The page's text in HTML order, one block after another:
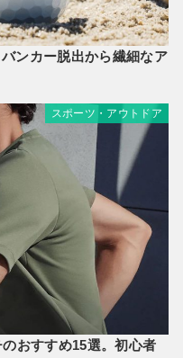
ンカー脱出から繊細なア
スポーツ・アウトドア
のおすすめ15選。初心者